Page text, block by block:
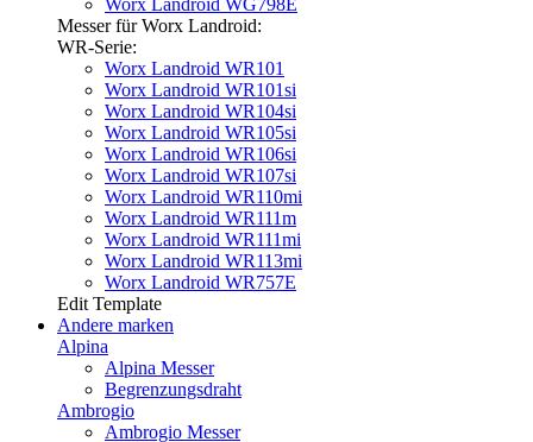
Worx Landroid WG798E
Messer für Worx Landroid:
WR-Serie:
Worx Landroid WR101
Worx Landroid WR101si
Worx Landroid WR104si
Worx Landroid WR105si
Worx Landroid WR106si
Worx Landroid WR107si
Worx Landroid WR110mi
Worx Landroid WR111m
Worx Landroid WR111mi
Worx Landroid WR113mi
Worx Landroid WR757E
Edit Template
Andere marken
Alpina
Alpina Messer
Begrenzungsdraht
Ambrogio
Ambrogio Messer